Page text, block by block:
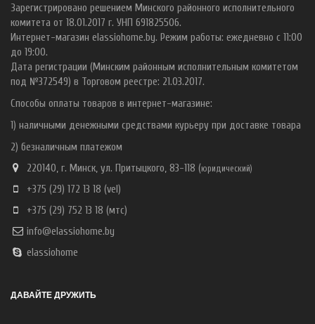
Зарегистрировано решением Минского районного исполнительного
комитета от 18.01.2017 г. УНП 691825506.
Интернет-магазин elassiohome.by. Режим работы: ежедневно с 11:00
до 19:00.
Дата регистрации (Минским районным исполнительным комитетом
под №372549) в Торговом реестре: 21.03.2017.
Способы оплаты товаров в интернет-магазине:
1) наличными денежными средствами курьеру при доставке товара
2) безналичным платежом
220140, г. Минск, ул. Притыцкого, 83-118 (юридический)
+375 (29) 172 13 18 (vel)
+375 (29) 752 13 18 (мтс)
info@elassiohome.by
elassiohome
ДАВАЙТЕ ДРУЖИТЬ